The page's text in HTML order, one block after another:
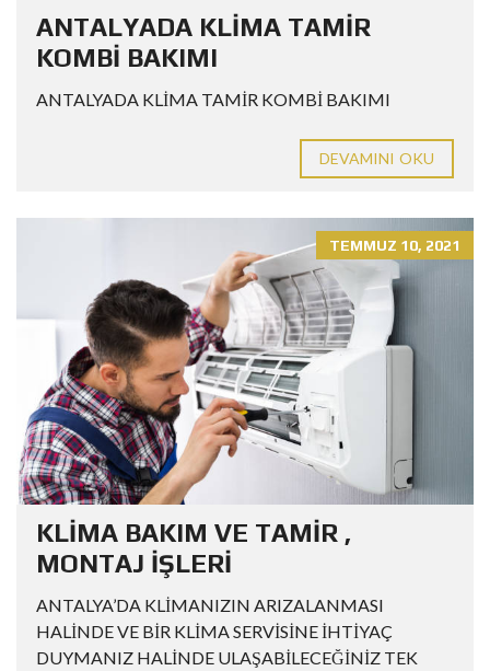
ANTALYADA KLİMA TAMİR
KOMBİ BAKIMI
ANTALYADA KLİMA TAMİR KOMBİ BAKIMI
DEVAMINI OKU
TEMMUZ 10, 2021
KLİMA BAKIM VE TAMİR ,
MONTAJ İŞLERİ
ANTALYA’DA KLİMANIZIN ARIZALANMASI
HALİNDE VE BİR KLİMA SERVİSİNE İHTİYAÇ
DUYMANIZ HALİNDE ULAŞABİLECEĞİNİZ TEK